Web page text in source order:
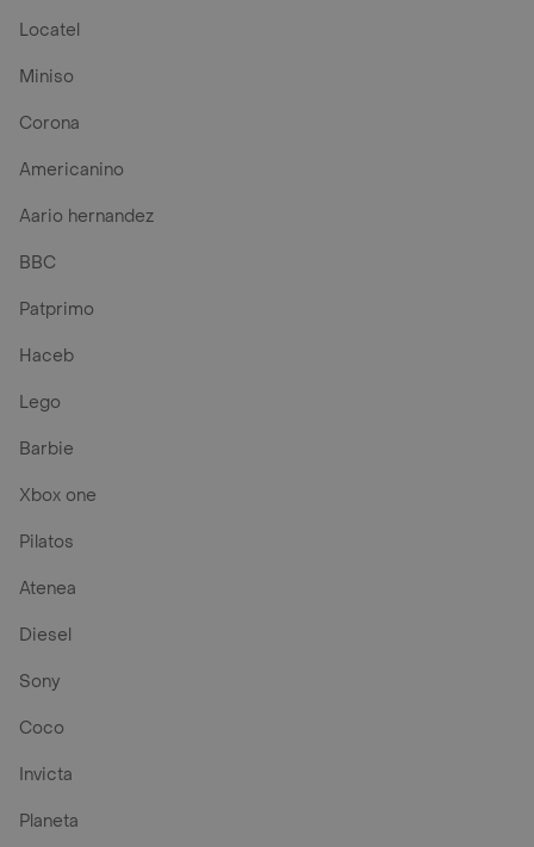
Locatel
Miniso
Corona
Americanino
Aario hernandez
BBC
Patprimo
Haceb
Lego
Barbie
Xbox one
Pilatos
Atenea
Diesel
Sony
Coco
Invicta
Planeta